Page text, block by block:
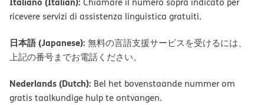
ricevere servizi di assistenza linguistica gratuiti.
日本語 (Japanese): 無料の言語支援サービスを受けるには、
上記の番号までお電話ください。
Nederlands (Dutch): Bel het bovenstaande nummer om
gratis taalkundige hulp te ontvangen.